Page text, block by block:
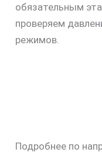
обязательным
проверяем
режимов.
Подробнее по